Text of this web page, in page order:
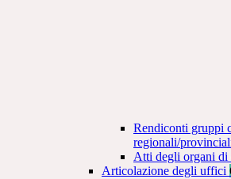
Rendiconti gruppi
regionali/
Atti degli organi di
Articolazione degli uffici